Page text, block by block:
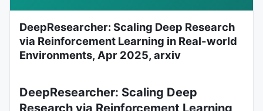
DeepResearcher: Scaling Deep Research
via Reinforcement Learning in Real-world
Environments, Apr 2025, arxiv
DeepResearcher: Scaling Deep
Research via Reinforcement Learning